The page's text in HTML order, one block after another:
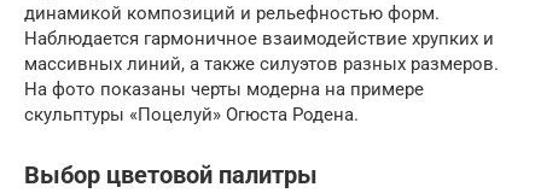
динамикой композиций и рельефностью форм.
Наблюдается гармоничное взаимодействие хрупких и
массивных линий, а также силуэтов разных размеров.
На фото показаны черты модерна на примере
скульптуры «Поцелуй» Огюста Родена.
Выбор цветовой палитры